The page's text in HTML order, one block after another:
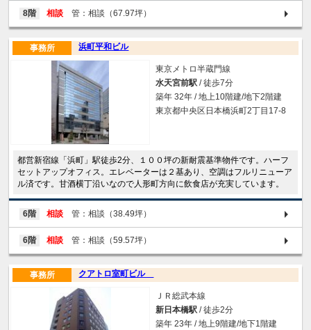
8階 相談 管：相談（67.97坪）
浜町平和ビル
事務所
東京メトロ半蔵門線
水天宮前駅 / 徒歩7分
築年 32年 / 地上10階建/地下2階建
東京都中央区日本橋浜町2丁目17-8
都営新宿線「浜町」駅徒歩2分、１００坪の新耐震基準物件です。ハーフ
セットアップオフィス。エレベーターは２基あり、空調はフルリニューア
ル済です。甘酒横丁沿いなので人形町方向に飲食店が充実しています。
6階 相談 管：相談（38.49坪）
6階 相談 管：相談（59.57坪）
クアトロ室町ビル
事務所
ＪＲ総武本線
新日本橋駅 / 徒歩2分
築年 23年 / 地上9階建/地下1階建